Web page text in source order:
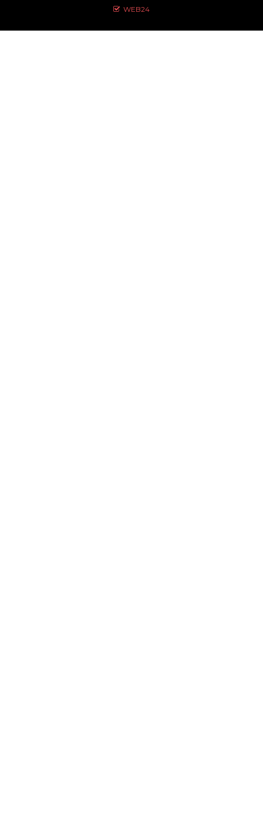
WEB24